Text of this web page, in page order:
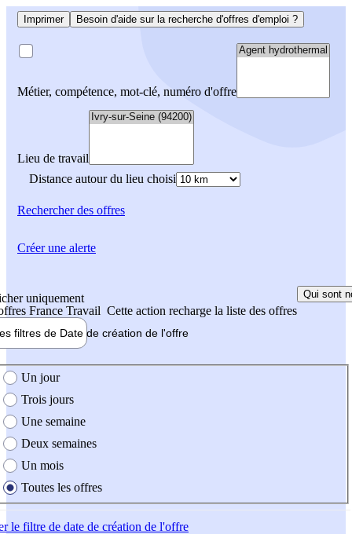
Imprimer Besoin d'aide sur la recherche d'offres d'emploi ?
Métier, compétence, mot-clé, numéro d'offre
Lieu de travail
Distance autour du lieu choisi
Rechercherdes offres
uniquement
France Travail Cette action recharge la liste des offres
Qui sont
filtres de Date de création de l'offre
création de l'offre
Un jour
Trois jours
Une semaine
Deux semaines
Un mois
Toutes les offres
le filtre de date de création de l'offre
Créer une alerte